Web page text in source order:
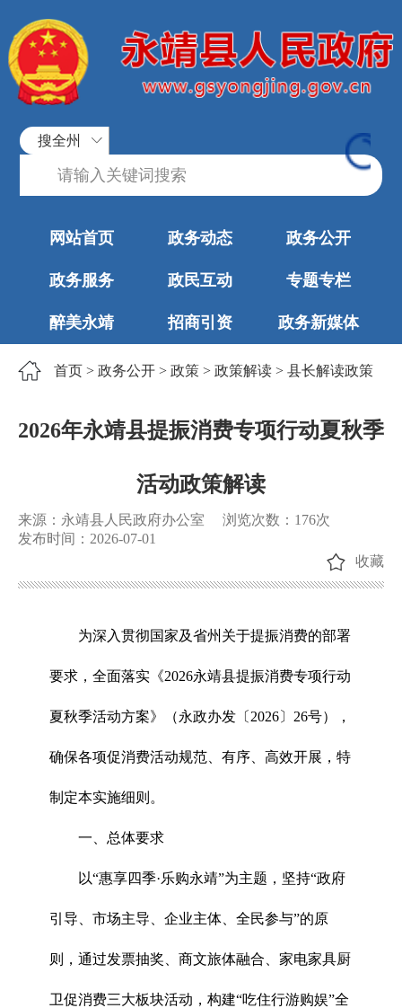
搜全州
网站首页 政务动态 政务公开
政务服务 政民互动 专题专栏
醉美永靖 招商引资 政务新媒体
首页 > 政务公开 > 政策 > 政策解读 > 县长解读政策
2026年永靖县提振消费专项行动夏秋季
活动政策解读
来源：永靖县人民政府办公室 浏览次数： 176次
发布时间：2026-07-01
收藏
为深入贯彻国家及省州关于提振消费的部署
要求，全面落实《2026永靖县提振消费专项行动
夏秋季活动方案》（永政办发〔2026〕26号），
确保各项促消费活动规范、有序、高效开展，特
制定本实施细则。
一、总体要求
以“惠享四季·乐购永靖”为主题，坚持“政府
引导、市场主导、企业主体、全民参与”的原
则，通过发票抽奖、商文旅体融合、家电家具厨
卫促消费三大板块活动，构建“吃住行游购娱”全